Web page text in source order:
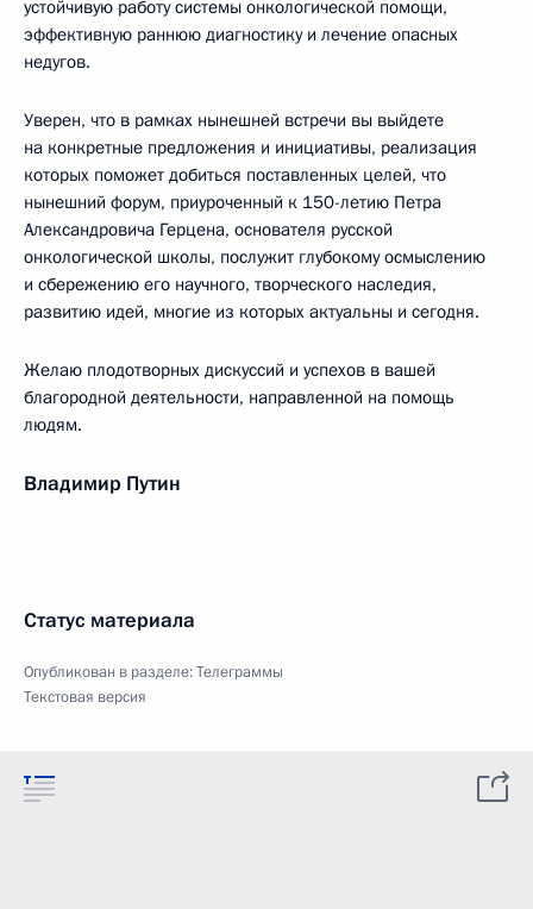
устойчивую работу системы онкологической помощи,
эффективную раннюю диагностику и лечение опасных
недугов.
Уверен, что в рамках нынешней встречи вы выйдете
на конкретные предложения и инициативы, реализация
которых поможет добиться поставленных целей, что
нынешний форум, приуроченный к 150-летию Петра
Александровича Герцена, основателя русской
онкологической школы, послужит глубокому осмыслению
и сбережению его научного, творческого наследия,
развитию идей, многие из которых актуальны и сегодня.
Желаю плодотворных дискуссий и успехов в вашей
благородной деятельности, направленной на помощь
людям.
Владимир Путин
Статус материала
Опубликован в разделе:Телеграммы
Текстовая версия